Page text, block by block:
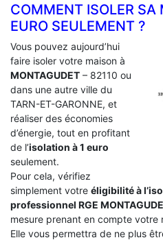
COMMENT ISOLER SA
EURO SEULEMENT ?
Vous pouvez aujourd’hui
faire isoler votre maison à
MONTAGUDET – 82110 ou
dans une autre ville du
TARN-ET-GARONNE, et
réaliser des économies
d’énergie, tout en profitant
de l’isolation à 1 euro
seulement.
Pour cela, vérifiez
simplement votre éligibilité à
professionnel RGE
mesure prenant en compte votre
Elle vous permettra de ne plus